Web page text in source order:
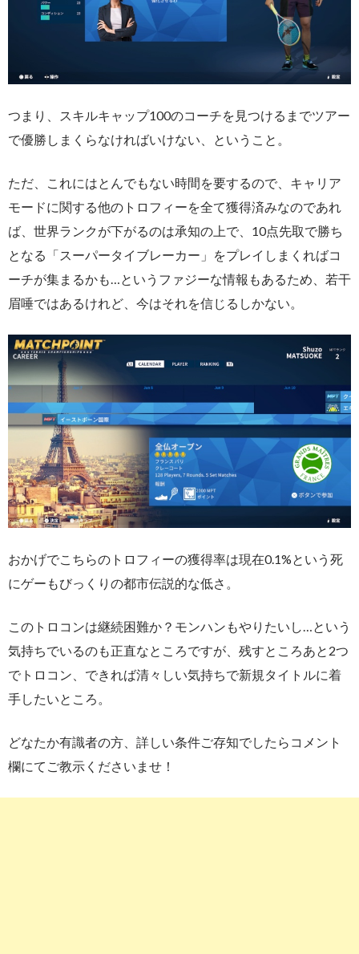
つまり、スキルキャップ100のコーチを見つけるまでツアー
で優勝しまくらなければいけない、ということ。
ただ、これにはとんでもない時間を要するので、キャリア
モードに関する他のトロフィーを全て獲得済みなのであれ
ば、世界ランクが下がるのは承知の上で、10点先取で勝ち
となる「スーパータイブレーカー」をプレイしまくればコ
ーチが集まるかも…というファジーな情報もあるため、若干
眉唾ではあるけれど、今はそれを信じるしかない。
おかげでこちらのトロフィーの獲得率は現在0.1%という死
にゲーもびっくりの都市伝説的な低さ。
このトロコンは継続困難か？モンハンもやりたいし…という
気持ちでいるのも正直なところですが、残すところあと2つ
でトロコン、できれば清々しい気持ちで新規タイトルに着
手したいところ。
どなたか有識者の方、詳しい条件ご存知でしたらコメント
欄にてご教示くださいませ！